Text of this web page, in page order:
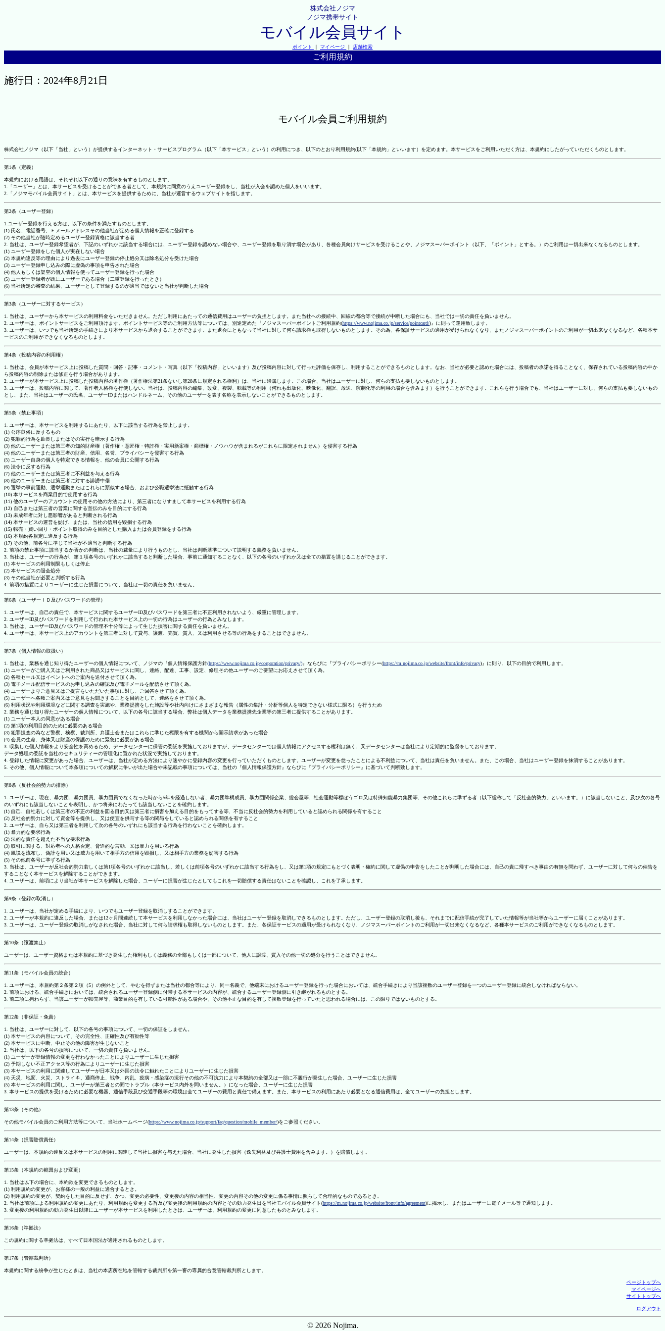
株式会社ノジマ
ノジマ携帯サイト
モバイル会員サイト
ポイント ｜ マイページ ｜ 店舗検索
ご利用規約
施行日：2024年8月21日
モバイル会員ご利用規約
株式会社ノジマ（以下「当社」という）が提供するインターネット・サービスプログラム（以下「本サービス」という）の利用につき、以下のとおり利用規約(以下「本規約」といいます）を定めます。本サービスをご利用いただく方は、本規約にしたがっていただくものとします。
第1条（定義）
本規約における用語は、それぞれ以下の通りの意味を有するものとします。
1.「ユーザー」とは、本サービスを受けることができる者として、本規約に同意のうえユーザー登録をし、当社が入会を認めた個人をいいます。
2.「ノジマモバイル会員サイト」とは、本サービスを提供するために、当社が運営するウェブサイトを指します。
第2条（ユーザー登録）
1.ユーザー登録を行える方は、以下の条件を満たすものとします。
(1) 氏名、電話番号、Ｅメールアドレスその他当社が定める個人情報を正確に登録する
(2) その他当社が随時定めるユーザー登録資格に該当する者
2. 当社は、ユーザー登録希望者が、下記のいずれかに該当する場合には、ユーザー登録を認めない場合や、ユーザー登録を取り消す場合があり、各種会員向けサービスを受けることや、ノジマスーパーポイント（以下、「ポイント」とする。）のご利用は一切出来なくなるものとします。
(1) ユーザー登録をした個人が実在しない場合
(2) 本規約違反等の理由により過去にユーザー登録の停止処分又は除名処分を受けた場合
(3) ユーザー登録申し込みの際に虚偽の事項を申告された場合
(4) 他人もしくは架空の個人情報を使ってユーザー登録を行った場合
(5) ユーザー登録者が既にユーザーである場合（二重登録を行ったとき）
(6) 当社所定の審査の結果、ユーザーとして登録するのが適当ではないと当社が判断した場合
第3条（ユーザーに対するサービス）
1. 当社は、ユーザーから本サービスの利用料金をいただきません。ただし利用にあたっての通信費用はユーザーの負担とします。また当社への接続中、回線の都合等で接続が中断した場合にも、当社では一切の責任を負いません。
2. ユーザーは、ポイントサービスをご利用頂けます。ポイントサービス等のご利用方法等については、別途定めた『ノジマスーパーポイントご利用規約(https://www.nojima.co.jp/service/pointcard/)』に則って運用致します。
3. ユーザーは、いつでも当社所定の手続きにより本サービスから退会することができます。また退会にともなって当社に対して何ら請求権も取得しないものとします。その為、各保証サービスの適用が受けられなくなり、またノジマスーパーポイントのご利用が一切出来なくなるなど、各種本サ
ービスのご利用ができなくなるものとします。
第4条（投稿内容の利用権）
1. 当社は、会員が本サービス上に投稿した質問・回答・記事・コメント・写真（以下「投稿内容」といいます）及び投稿内容に対して行った評価を保存し、利用することができるものとします。なお、当社が必要と認めた場合には、投稿者の承諾を得ることなく、保存されている投稿内容の中か
ら投稿内容の削除または修正を行う場合があります。
2. ユーザーが本サービス上に投稿した投稿内容の著作権（著作権法第21条ないし第28条に規定される権利）は、当社に帰属します。この場合、当社はユーザーに対し、何らの支払も要しないものとします。
3. ユーザーは、投稿内容に関して、著作者人格権を行使しない。当社は、投稿内容の編集、改変、複製、転載等の利用（何れも出版化、映像化、翻訳、放送、演劇化等の利用の場合を含みます）を行うことができます。これらを行う場合でも、当社はユーザーに対し、何らの支払も要しないもの
とし、また、当社はユーザーの氏名、ユーザーIDまたはハンドルネーム、その他のユーザーを表す名称を表示しないことができるものとします。
第5条（禁止事項）
1. ユーザーは、本サービスを利用するにあたり、以下に該当する行為を禁止します。
(1) 公序良俗に反するもの
(2) 犯罪的行為を助長しまたはその実行を暗示する行為
(3) 他のユーザーまたは第三者の知的財産権（著作権・意匠権・特許権・実用新案権・商標権・ノウハウが含まれるがこれらに限定されません）を侵害する行為
(4) 他のユーザーまたは第三者の財産、信用、名誉、プライバシーを侵害する行為
(5) ユーザー自身の個人を特定できる情報を、他の会員に公開する行為
(6) 法令に反する行為
(7) 他のユーザーまたは第三者に不利益を与える行為
(8) 他のユーザーまたは第三者に対する誹謗中傷
(9) 選挙の事前運動、選挙運動またはこれらに類似する場合、および公職選挙法に抵触する行為
(10) 本サービスを商業目的で使用する行為
(11) 他のユーザーのアカウントの使用その他の方法により、第三者になりすまして本サービスを利用する行為
(12) 自己または第三者の営業に関する宣伝のみを目的にする行為
(13) 未成年者に対し悪影響があると判断される行為
(14) 本サービスの運営を妨げ、または、当社の信用を毀損する行為
(15) 転売・買い回り・ポイント取得のみを目的とした購入または会員登録をする行為
(16) 本規約各規定に違反する行為
(17) その他、前各号に準じて当社が不適当と判断する行為
2. 前項の禁止事項に該当するか否かの判断は、当社の裁量により行うものとし、当社は判断基準について説明する義務を負いません。
3. 当社は、ユーザーの行為が、第１項各号のいずれかに該当すると判断した場合、事前に通知することなく、以下の各号のいずれか又は全ての措置を講じることができます。
(1) 本サービスの利用制限もしくは停止
(2) 本サービスの退会処分
(3) その他当社が必要と判断する行為
4. 前項の措置によりユーザーに生じた損害について、当社は一切の責任を負いません。
第6条（ユーザーＩＤ及びパスワードの管理）
1. ユーザーは、自己の責任で、本サービスに関するユーザーID及びパスワードを第三者に不正利用されないよう、厳重に管理します。
2. ユーザーID及びパスワードを利用して行われた本サービス上の一切の行為はユーザーの行為とみなします。
3. 当社は、ユーザーID及びパスワードの管理不十分等によって生じた損害に関する責任を負いません。
4. ユーザーは、本サービス上のアカウントを第三者に対して貸与、譲渡、売買、質入、又は利用させる等の行為をすることはできません。
第7条（個人情報の取扱い）
1. 当社は、業務を通じ知り得たユーザーの個人情報について、ノジマの『個人情報保護方針(https://www.nojima.co.jp/corporation/privacy/)』ならびに『プライバシーポリシー(https://m.nojima.co.jp/website/front/info/privacy)』に則り、以下の目的で利用します。
(1) ユーザーがご購入又はご利用された商品又はサービスに関し、連絡、配達、工事、設定、修理その他ユーザーのご要望にお応えさせて頂く為。
(2) 各種セール又はイベントへのご案内を送付させて頂く為。
(3) 電子メール配信サービスのお申し込みの確認及び電子メールを配信させて頂く為。
(4) ユーザーよりご意見又はご提言をいただいた事項に対し、ご回答させて頂く為。
(5) ユーザーへ各種ご案内又はご意見をお聞きすることを目的として、連絡をさせて頂く為。
(6) 利用状況や利用環境などに関する調査を実施や、業務提携をした施設等や社内向けにさまざまな報告（属性の集計・分析等個人を特定できない様式に限る）を行うため
2. 業務を通じ知り得たユーザーの個人情報について、以下の各号に該当する場合、弊社は個人データを業務提携先企業等の第三者に提供することがあります。
(1) ユーザー本人の同意がある場合
(2) 第1項の利用目的のために必要のある場合
(3) 犯罪捜査の為など警察、検察、裁判所、弁護士会またはこれらに準じた権限を有する機関から開示請求があった場合
(4) 会員の生命、身体又は財産の保護のために緊急に必要がある場合
3. 収集した個人情報をより安全性を高めるため、データセンターに保管の委託を実施しておりますが、データセンターでは個人情報にアクセスする権利は無く、又データセンターは当社により定期的に監督をしております。
データ処理の委託を当社のセキュリティーの管理化に置かれた状況で実施しております。
4. 登録した情報に変更があった場合、ユーザーは、当社が定める方法により速やかに登録内容の変更を行っていただくものとします。ユーザーが変更を怠ったことによる不利益について、当社は責任を負いません。また、この場合、当社はユーザー登録を抹消することがあります。
5. その他、個人情報について本条項についての解釈に争いが出た場合や未記載の事項については、当社の『個人情報保護方針』ならびに『プライバシーポリシー』に基づいて判断致します。
第8条（反社会的勢力の排除）
1. ユーザーは、現在、暴力団、暴力団員、暴力団員でなくなった時から5年を経過しない者、暴力団準構成員、暴力団関係企業、総会屋等、社会運動等標ぼうゴロ又は特殊知能暴力集団等、その他これらに準ずる者（以下総称して「反社会的勢力」といいます。）に該当しないこと、及び次の各号
のいずれにも該当しないことを表明し、かつ将来にわたっても該当しないことを確約します。
(1) 自己、自社若しくは第三者の不正の利益を図る目的又は第三者に損害を加える目的をもってする等、不当に反社会的勢力を利用していると認められる関係を有すること
(2) 反社会的勢力に対して資金等を提供し、又は便宜を供与する等の関与をしていると認められる関係を有すること
2. ユーザーは、自ら又は第三者を利用して次の各号のいずれにも該当する行為を行わないことを確約します。
(1) 暴力的な要求行為
(2) 法的な責任を超えた不当な要求行為
(3) 取引に関する、対応者への人格否定、脅迫的な言動、又は暴力を用いる行為
(4) 風説を流布し、偽計を用い又は威力を用いて相手方の信用を毀損し、又は相手方の業務を妨害する行為
(5) その他前各号に準ずる行為
3. 当社は、ユーザーが反社会的勢力若しくは第1項各号のいずれかに該当し、若しくは前項各号のいずれかに該当する行為をし、又は第1項の規定にもとづく表明・確約に関して虚偽の申告をしたことが判明した場合には、自己の責に帰すべき事由の有無を問わず、ユーザーに対して何らの催告を
することなく本サービスを解除することができます。
4. ユーザーは、前項により当社が本サービスを解除した場合、ユーザーに損害が生じたとしてもこれを一切賠償する責任はないことを確認し、これを了承します。
第9条（登録の取消し）
1. ユーザーは、当社が定める手続により、いつでもユーザー登録を取消しすることができます。
2. ユーザーが本規約に違反した場合、または12ヶ月間連続して本サービスを利用しなかった場合には、当社はユーザー登録を取消しできるものとします。ただし、ユーザー登録の取消し後も、それまでに配信手続が完了していた情報等が当社等からユーザーに届くことがあります。
3. ユーザーは、ユーザー登録の取消しがなされた場合、当社に対して何ら請求権も取得しないものとします。また、各保証サービスの適用が受けられなくなり、ノジマスーパーポイントのご利用が一切出来なくなるなど、各種本サービスのご利用ができなくなるものとします。
第10条（譲渡禁止）
ユーザーは、ユーザー資格または本規約に基づき発生した権利もしくは義務の全部もしくは一部について、他人に譲渡、質入その他一切の処分を行うことはできません。
第11条（モバイル会員の統合）
1. ユーザーは、本規約第２条第２項（5）の例外として、やむを得ずまたは当社の都合等により、同一名義で、他端末におけるユーザー登録を行った場合においては、統合手続きにより当該複数のユーザー登録を一つのユーザー登録に統合しなければならない。
2. 前項における、統合手続きにおいては、統合されるユーザー登録側に付帯する本サービスの内容が、統合するユーザー登録側に引き継がれるものとする。
3. 前二項に拘わらず、当該ユーザーが転売屋等、商業目的を有している可能性がある場合や、その他不正な目的を有して複数登録を行っていたと思われる場合には、この限りではないものとする。
第12条（非保証・免責）
1. 当社は、ユーザーに対して、以下の各号の事項について、一切の保証をしません。
(1) 本サービスの内容について、その完全性、正確性及び有効性等
(2) 本サービスに中断、中止その他の障害が生じないこと
2. 当社は、以下の各号の損害について、一切の責任を負いません。
(1) ユーザーが登録情報の変更を行わなかったことによりユーザーに生じた損害
(2) 予期しない不正アクセス等の行為によりユーザーに生じた損害
(3) 本サービスの利用に関連してユーザーが日本又は外国の法令に触れたことによりユーザーに生じた損害
(4) 天災、地変、火災、ストライキ、通商停止、戦争、内乱、疫病・感染症の流行その他の不可抗力により本契約の全部又は一部に不履行が発生した場合、ユーザーに生じた損害
(5) 本サービスの利用に関し、ユーザーが第三者との間でトラブル（本サービス内外を問いません。）になった場合、ユーザーに生じた損害
3. 本サービスの提供を受けるために必要な機器、通信手段及び交通手段等の環境は全てユーザーの費用と責任で備えます。また、本サービスの利用にあたり必要となる通信費用は、全てユーザーの負担とします。
第13条（その他）
その他モバイル会員のご利用方法等について、当社ホームページ(https://www.nojima.co.jp/support/faq/question/mobile_member/)をご参照ください。
第14条（損害賠償責任）
ユーザーは、本規約の違反又は本サービスの利用に関連して当社に損害を与えた場合、当社に発生した損害（逸失利益及び弁護士費用を含みます。）を賠償します。
第15条（本規約の範囲および変更）
1. 当社は以下の場合に、本約款を変更できるものとします。
(1) 利用規約の変更が、お客様の一般の利益に適合するとき。
(2) 利用規約の変更が、契約をした目的に反せず、かつ、変更の必要性、変更後の内容の相当性、変更の内容その他の変更に係る事情に照らして合理的なものであるとき。
2. 当社は前項による利用規約の変更にあたり、利用規約を変更する旨及び変更後の利用規約の内容とその効力発生日を当社モバイル会員サイト(https://m.nojima.co.jp/website/front/info/agreement)に掲示し、またはユーザーに電子メール等で通知します。
3. 変更後の利用規約の効力発生日以降にユーザーが本サービスを利用したときは、ユーザーは、利用規約の変更に同意したものとみなします。
第16条（準拠法）
この規約に関する準拠法は、すべて日本国法が適用されるものとします。
第17条（管轄裁判所）
本規約に関する紛争が生じたときは、当社の本店所在地を管轄する裁判所を第一審の専属的合意管轄裁判所とします。
ページトップへ
マイページへ
サイトトップへ
ログアウト
© 2026 Nojima.